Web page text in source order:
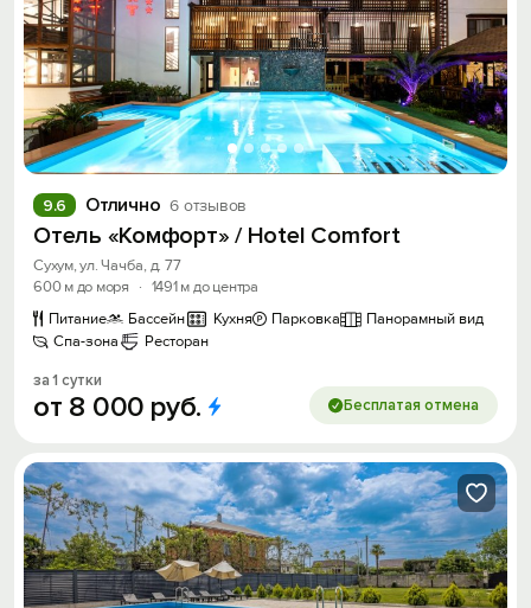
Отлично 6 отзывов
9.6
Отель «Комфорт» / Hotel Comfort
Сухум, ул. Чачба, д. 77
600 м до моря
· 1491 м до центра
Питание
Бассейн Кухня Парковка
Панорамный вид
Спа-зона
Ресторан
за 1 сутки
от 8 000 руб. Бесплатая отмена